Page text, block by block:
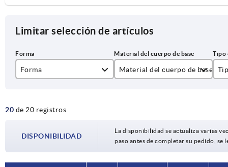
Limitar selección de artículos
Forma Material del cuerpo de base
acero inoxidable A4
20 de 20 registros
DISPONIBILIDAD
La disponibilidad se actualiza varias
paso antes de completar su pedido, se